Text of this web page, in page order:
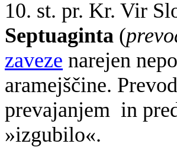
10. st. pr. Kr. Vir
Septuaginta (
zaveze narejen
aramejščine.
prevajanjem in
»izgubilo«.